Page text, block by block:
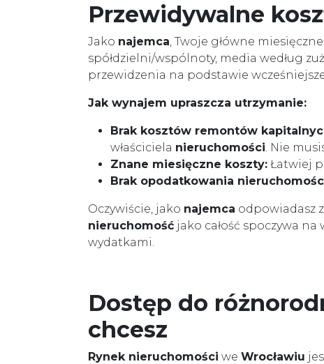
Przewidywalne
Jako najemca, Twoje główne
spółdzielni/wspólnoty, media według
przewidzenia na podstawie
Jak wynajem upraszcza utrzymanie:
Brak kosztów remontów
właściciela nieruchomości. Nie
Znane miesięczne koszty: Łatwiej
Brak opodatkowania
Oczywiście, jako najemca odpowiadasz
nieruchomość jako całość spoczywa
wydatkami.
Dostęp do
chcesz
Rynek nieruchomości we Wrocławiu